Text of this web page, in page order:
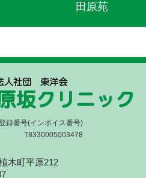
田原苑
録番号(インボイス番号)
T8330005003478
木町平原212